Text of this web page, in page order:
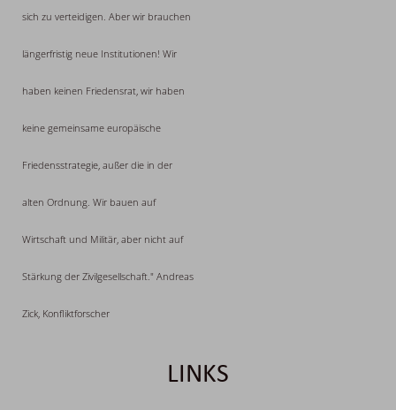
sich zu verteidigen. Aber wir brauchen
längerfristig neue Institutionen! Wir
haben keinen Friedensrat, wir haben
keine gemeinsame europäische
Friedensstrategie, außer die in der
alten Ordnung. Wir bauen auf
Wirtschaft und Militär, aber nicht auf
Stärkung der Zivilgesellschaft." Andreas
Zick, Konfliktforscher